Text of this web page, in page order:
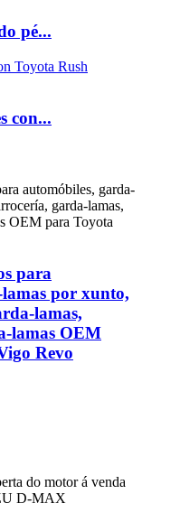
pé...
con...
para
por xunto,
lamas,
lamas OEM
Revo